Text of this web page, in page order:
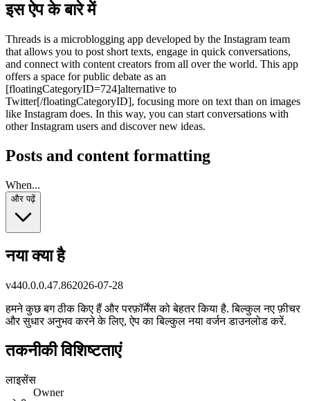
इस ऐप के बारे में
Threads is a microblogging app developed by the Instagram team
that allows you to post short texts, engage in quick conversations,
and connect with content creators from all over the world. This app
offers a space for public debate as an
[floatingCategoryID=724]alternative to
Twitter[/floatingCategoryID], focusing more on text than on images
like Instagram does. In this way, you can start conversations with
other Instagram users and discover new ideas.
Posts and content formatting
When...
और पढ़ें
नया क्या है
v440.0.0.47.862026-07-28
हमने कुछ बग ठीक किए हैं और परफ़ॉर्मेंस को बेहतर किया है. बिल्कुल नए फ़ीचर
और सुधार अनुभव करने के लिए, ऐप का बिल्कुल नया वर्जन डाउनलोड करें.
तकनीकी विशिष्टताएं
लाइसेंस
Owner